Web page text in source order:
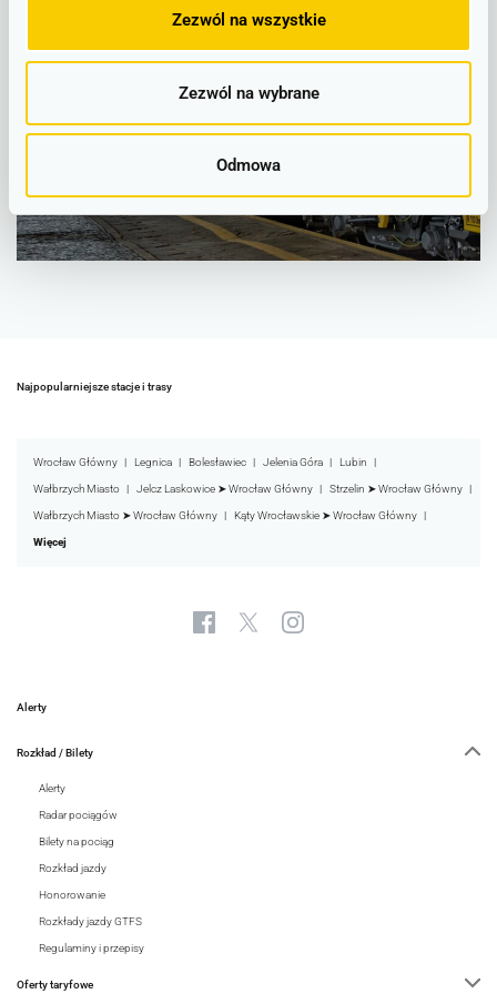
Zezwól na wszystkie
Zezwól na wybrane
Odmowa
Najpopularniejsze stacje i trasy
Wrocław Główny Legnica Bolesławiec Jelenia Góra Lubin
Wałbrzych Miasto Jelcz Laskowice ➤ Wrocław Główny Strzelin ➤ Wrocław Główny
Wałbrzych Miasto ➤ Wrocław Główny Kąty Wrocławskie ➤ Wrocław Główny
Więcej
Alerty
Rozkład / Bilety
Alerty
Radar pociągów
Bilety na pociąg
Rozkład jazdy
Honorowanie
Rozkłady jazdy GTFS
Regulaminy i przepisy
Oferty taryfowe